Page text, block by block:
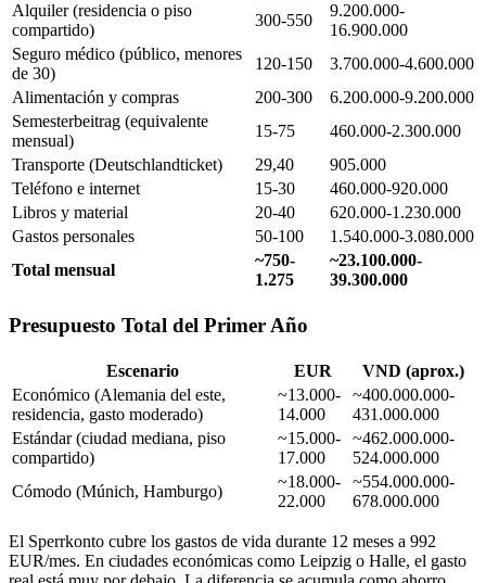
Alquiler (residencia o piso
compartido)
300-550
9.200.000-
16.900.000
Seguro médico (público, menores
de 30)
120-150
3.700.000-4.600.000
Alimentación y compras
200-300
6.200.000-9.200.000
Semesterbeitrag (equivalente
mensual)
15-75
460.000-2.300.000
Transporte (Deutschlandticket)
29,40
905.000
Teléfono e internet
15-30
460.000-920.000
Libros y material
20-40
620.000-1.230.000
Gastos personales
50-100
1.540.000-3.080.000
Total mensual
~750-
1.275
~23.100.000-
39.300.000
Presupuesto Total del Primer Año
Escenario EUR
VND (aprox.)
Económico (Alemania del este,
residencia, gasto moderado)
~13.000-
14.000
~400.000.000-
431.000.000
Estándar (ciudad mediana, piso
compartido)
~15.000-
17.000
~462.000.000-
524.000.000
Cómodo (Múnich, Hamburgo)
~18.000-
22.000
~554.000.000-
678.000.000
El Sperrkonto cubre los gastos de vida durante 12 meses a 992
EUR/mes. En ciudades económicas como Leipzig o Halle, el gasto